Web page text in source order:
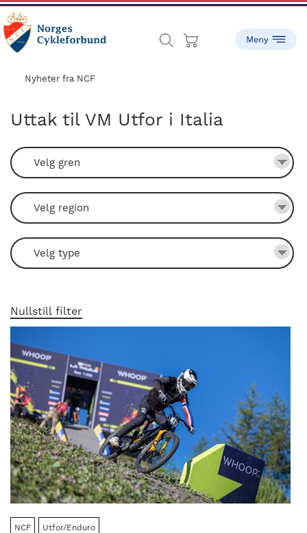
Skip
to
main
content
Skip
to
footer
Cykleforbund
stiftet
1910,
og
har
gått
fra
være
en
nasjonalt
til
bli
en
folkesport.
Nyheter fra NCF
Uttak til VM Utfor i Italia
Nullstill filter
NCF Utfor/Enduro